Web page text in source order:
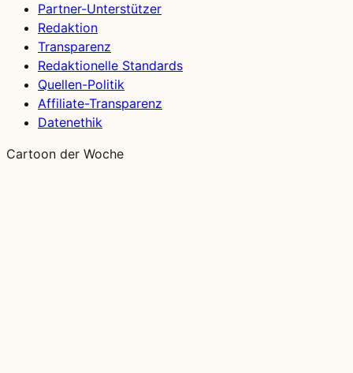
Partner-Unterstützer
Redaktion
Transparenz
Redaktionelle Standards
Quellen-Politik
Affiliate-Transparenz
Datenethik
Cartoon der Woche